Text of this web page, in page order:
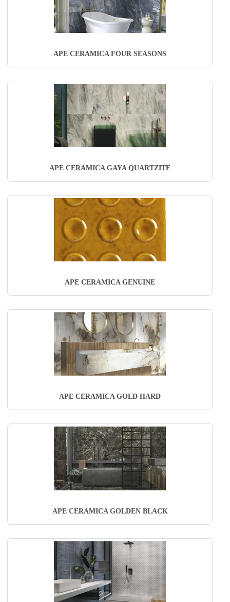
APE CERAMICA FOUR SEASONS
APE CERAMICA GAYA QUARTZITE
APE CERAMICA GENUINE
APE CERAMICA GOLD HARD
APE CERAMICA GOLDEN BLACK